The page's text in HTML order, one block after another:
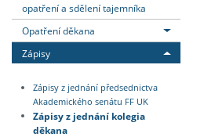
opatření a sdělení tajemníka
Opatření děkana
Zápisy
Zápisy z jednání předsednictva
Akademického senátu FF UK
Zápisy z jednání kolegia
děkana